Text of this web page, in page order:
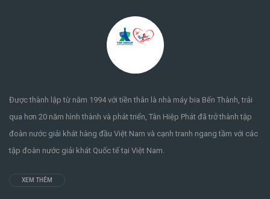
Được thành lập từ năm 1994 với tiền thân là nhà máy bia Bến Thành, trải
qua hơn 20 năm hình thành và phát triển, Tân Hiệp Phát đã trở thành tập
đoàn nước giải khát hàng đầu Việt Nam và cạnh tranh ngang tầm với các
tập đoàn nước giải khát Quốc tế tại Việt Nam.
XEM THÊM